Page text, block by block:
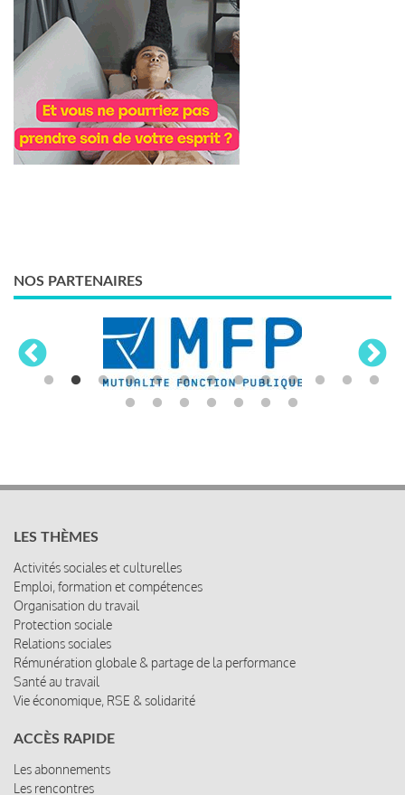
NOS PARTENAIRES
LES THÈMES
Activités sociales et culturelles
Emploi, formation et compétences
Organisation du travail
Protection sociale
Relations sociales
Rémunération globale & partage de la performance
Santé au travail
Vie économique, RSE & solidarité
ACCÈS RAPIDE
Les abonnements
Les rencontres